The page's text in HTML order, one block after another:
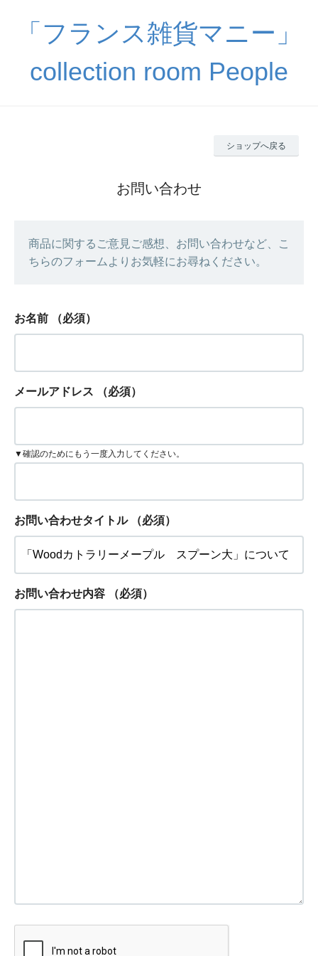
「フランス雑貨マニー」
collection room People
ショップへ戻る
お問い合わせ
商品に関するご意見ご感想、お問い合わせなど、こ
ちらのフォームよりお気軽にお尋ねください。
お名前 （必須）
メールアドレス （必須）
▼確認のためにもう一度入力してください。
お問い合わせタイトル （必須）
お問い合わせ内容 （必須）